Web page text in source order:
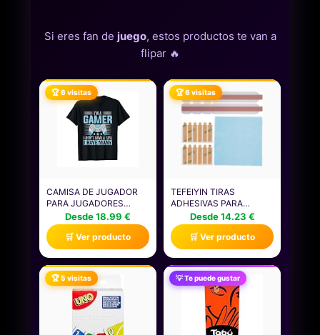
Si eres fan de juego, estos productos te van a
flipar 🔥
🏆 6 visitas
CAMISA DE JUGADOR
PARA JUGADORES
NIÑOS HOMBRES
VIDEOJUEGOS JUEGOS
CAMISETA
Desde 18.99 €
🛒 Ver producto
🏆 6 visitas
TEFEIYIN TIRAS
ADHESIVAS PARA
PANTALLA DE
PRIVACIDAD Y
PESTAÑAS DE SOPORTE
DESLIZANTE PARA
MONITORES DE
COMPUTADORA Y
PORTÁTILES, JUEGO DE
PESTAÑAS DE
REPUESTO PARA
MONITOR Y LAPTOP,
PROTECTOR DE
Desde 14.23 €
🛒 Ver producto
🏆 5 visitas 💡 Te puede gustar